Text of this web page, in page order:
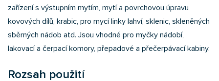
zařízení s výstupním mytím, mytí a povrchovou úpravu
kovových dílů, krabic, pro mycí linky lahví, sklenic, skleněných
sběrných nádob atd. Jsou vhodné pro myčky nádobí,
lakovací a čerpací komory, přepadové a přečerpávací kabiny.
Rozsah použití